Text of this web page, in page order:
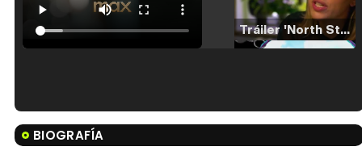
Tráiler 'North Star' (2023)
Tráiler en español de 'La isla olvidada'
BIOGRAFÍA